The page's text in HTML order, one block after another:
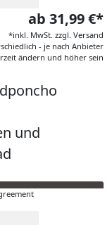
ab 31,99 €*
*inkl. MwSt. zzgl. Versand
- je nach Anbieter
ändern und höher sein
und